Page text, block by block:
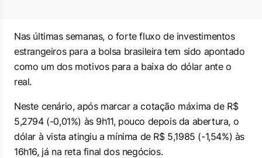
Nas últimas semanas, o forte fluxo de investimentos
estrangeiros para a bolsa brasileira tem sido apontado
como um dos motivos para a baixa do dólar ante o
real.
Neste cenário, após marcar a cotação máxima de R$
5,2794 (-0,01%) às 9h11, pouco depois da abertura, o
dólar à vista atingiu a mínima de R$ 5,1985 (-1,54%) às
16h16, já na reta final dos negócios.